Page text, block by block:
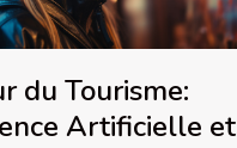
du Tourisme:
Artificielle et